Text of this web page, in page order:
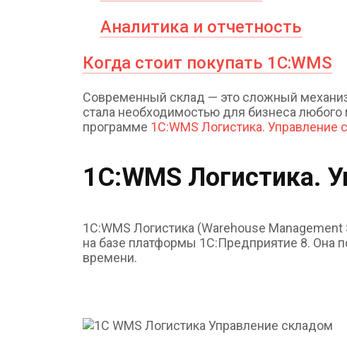
Аналитика и отчетность
Когда стоит покупать 1C:WMS
Современный склад — это сложный
стала необходимостью для бизнеса
программе 1C:WMS Логистика. Управление
1С:WMS Логистика.
1С:WMS Логистика (Warehouse
на базе платформы 1С:Предприятие 8. Она
времени.